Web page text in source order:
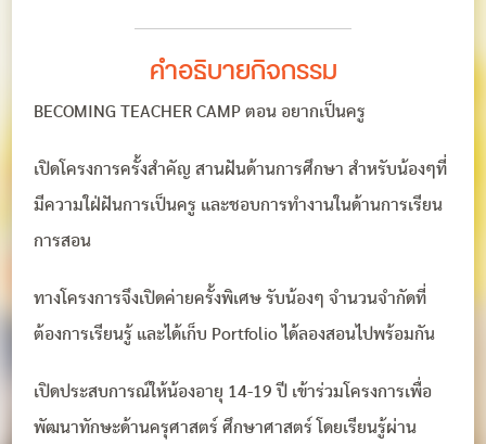
คำอธิบายกิจกรรม
BECOMING TEACHER CAMP ตอน อยากเป็นครู
เปิดโครงการครั้งสำคัญ สานฝันด้านการศึกษา สำหรับน้องๆที่
มีความใฝ่ฝันการเป็นครู และชอบการทำงานในด้านการเรียน
การสอน
ทางโครงการจึงเปิดค่ายครั้งพิเศษ รับน้องๆ จำนวนจำกัดที่
ต้องการเรียนรู้ และได้เก็บ Portfolio ได้ลองสอนไปพร้อมกัน
เปิดประสบการณ์ให้น้องอายุ 14-19 ปี เข้าร่วมโครงการเพื่อ
พัฒนาทักษะด้านครุศาสตร์ ศึกษาศาสตร์ โดยเรียนรู้ผ่าน